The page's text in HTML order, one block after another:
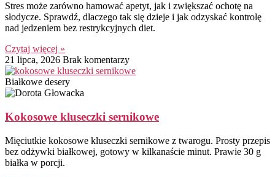
Stres może zarówno hamować apetyt, jak i zwiększać ochotę na
słodycze. Sprawdź, dlaczego tak się dzieje i jak odzyskać kontrolę
nad jedzeniem bez restrykcyjnych diet.
Czytaj więcej »
21 lipca, 2026 Brak komentarzy
Białkowe desery
Kokosowe kluseczki sernikowe
Mięciutkie kokosowe kluseczki sernikowe z twarogu. Prosty przepis
bez odżywki białkowej, gotowy w kilkanaście minut. Prawie 30 g
białka w porcji.